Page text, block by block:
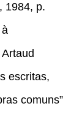
1984, p.
escritas,
comuns”